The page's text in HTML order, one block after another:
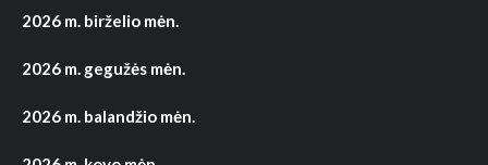
2026 m. birželio mėn.
2026 m. gegužės mėn.
2026 m. balandžio mėn.